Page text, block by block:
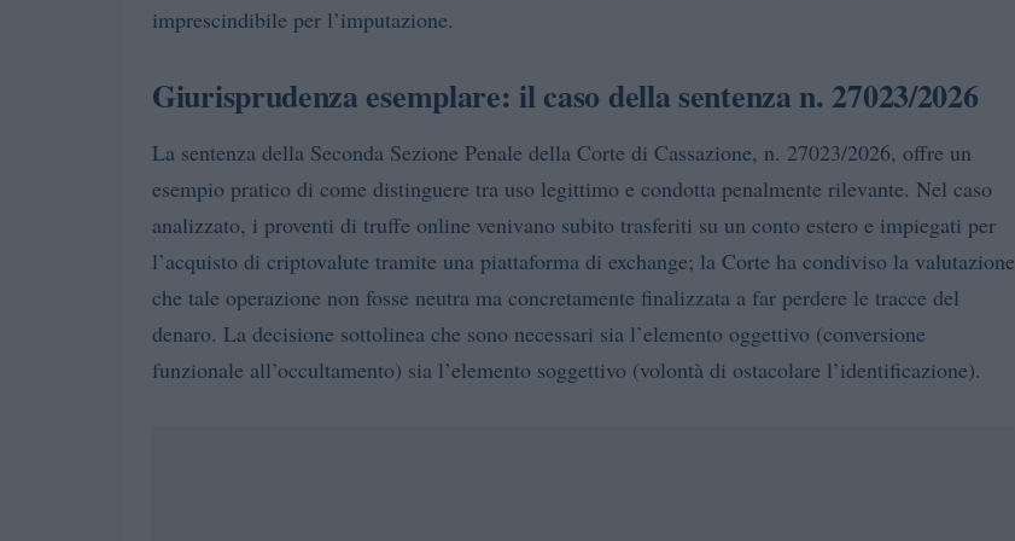
imprescindibile per l’imputazione.
Giurisprudenza esemplare: il caso della sentenza n. 27023/2026
La sentenza della Seconda Sezione Penale della Corte di Cassazione, n. 27023/2026, offre un
esempio pratico di come distinguere tra uso legittimo e condotta penalmente rilevante. Nel caso
analizzato, i proventi di truffe online venivano subito trasferiti su un conto estero e impiegati per
l’acquisto di criptovalute tramite una piattaforma di exchange; la Corte ha condiviso la valutazione
che tale operazione non fosse neutra ma concretamente finalizzata a far perdere le tracce del
denaro. La decisione sottolinea che sono necessari sia l’elemento oggettivo (conversione
funzionale all’occultamento) sia l’elemento soggettivo (volontà di ostacolare l’identificazione).